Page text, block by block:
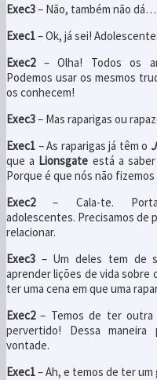
Exec3– Não, também não
Exec1– Ok, já sei!
Exec2– Olha! Todos os
Podemos usar os mesmos
os conhecem!
Exec3– Mas raparigas ou
Exec1 – As raparigas já têm o
que a Lionsgate está a
Porque é que nós não fizemos
Exec2– Cala-te.
adolescentes. Precisamos de
relacionar.
Exec3 – Um deles tem de
aprender lições de vida sobre
ter uma cena em que uma
Exec2– Temos de ter outra
pervertido! Dessa
vontade.
Exec1– Ah, e temos de ter